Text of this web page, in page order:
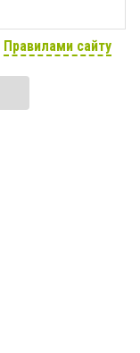
Правилами сайту